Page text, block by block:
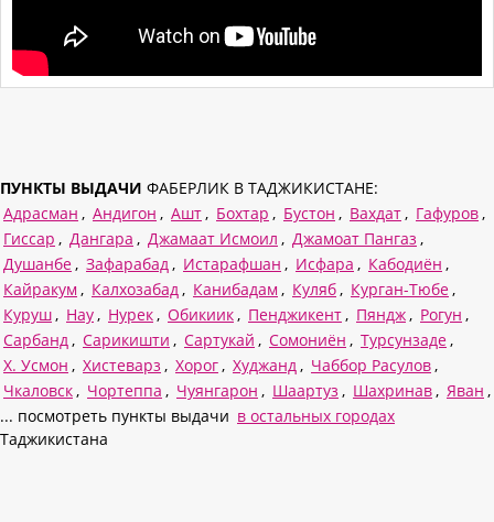
ПУНКТЫ ВЫДАЧИ ФАБЕРЛИК В ТАДЖИКИСТАНЕ:
Адрасман , Андигон , Ашт , Бохтар , Бустон , Вахдат , Гафуров ,
Гиссар , Дангара , Джамаат Исмоил , Джамоат Пангаз ,
Душанбе , Зафарабад , Истарафшан , Исфара , Кабодиён ,
Кайракум , Калхозабад , Канибадам , Куляб , Курган-Тюбе ,
Куруш , Нау , Нурек , Обикиик , Пенджикент , Пяндж , Рогун ,
Сарбанд , Сарикишти , Сартукай , Сомониён , Турсунзаде ,
Х. Усмон , Хистеварз , Хорог , Худжанд , Чаббор Расулов ,
Чкаловск , Чортеппа , Чуянгарон , Шаартуз , Шахринав , Яван ,
... посмотреть пункты выдачи в остальных городах
Таджикистана